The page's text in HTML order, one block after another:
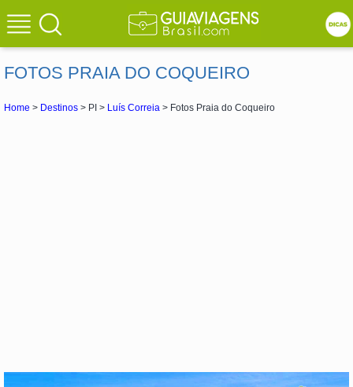
FOTOS PRAIA DO COQUEIRO
Home > Destinos > PI > Luís Correia > Fotos Praia do Coqueiro